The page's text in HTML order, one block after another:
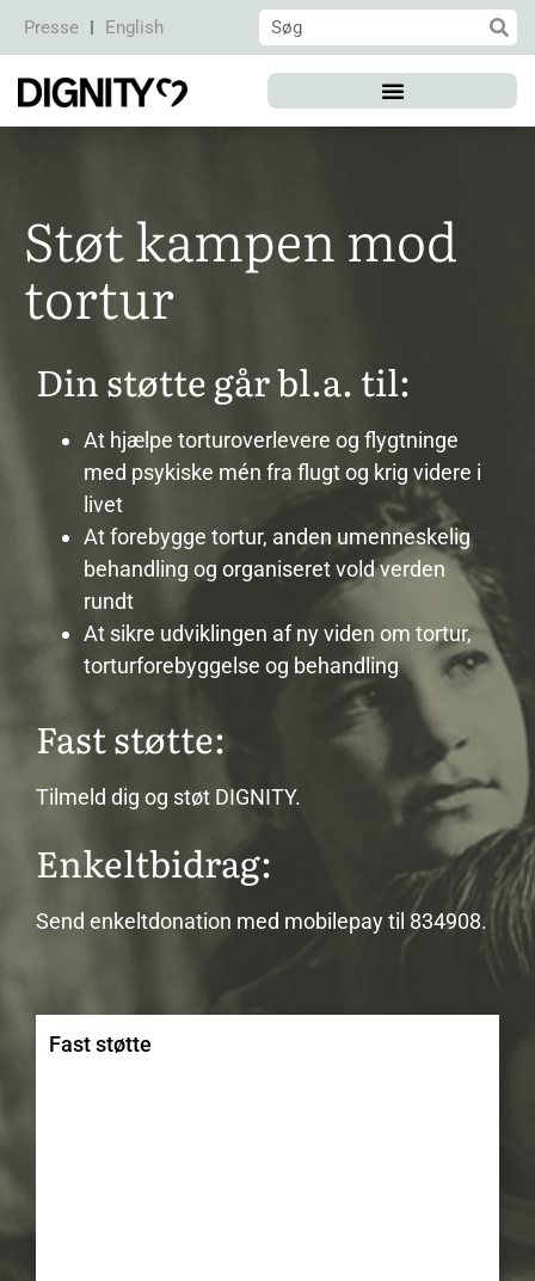
Presse English
Støt kampen mod
tortur
Din støtte går bl.a. til:
At hjælpe torturoverlevere og flygtninge
med psykiske mén fra flugt og krig videre i
livet
At forebygge tortur, anden umenneskelig
behandling og organiseret vold verden
rundt
At sikre udviklingen af ny viden om tortur,
torturforebyggelse og behandling
Fast støtte:
Tilmeld dig og støt DIGNITY.
Enkeltbidrag:
Send enkeltdonation med mobilepay til 834908.
Fast støtte